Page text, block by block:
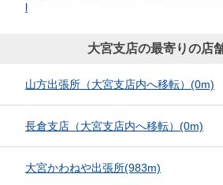
l
大宮支店の最寄りの店
山方出張所（大宮支店内へ移転） (0m)
長倉支店（大宮支店内へ移転） (0m)
大宮かわねや出張所(983m)